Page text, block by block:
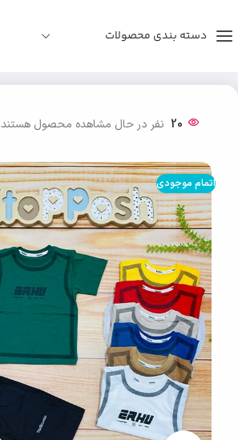
دسته بندی محصولات
20 نفر در حال مشاهده محصول هستند
اتمام موجودی